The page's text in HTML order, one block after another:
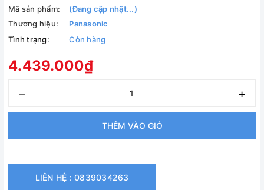
Mã sản phẩm:
(Đang cập nhật...)
Thương hiệu:
Panasonic
Tình trạng:
Còn hàng
4.439.000₫
– +
THÊM VÀO GIỎ
LIÊN HỆ : 0839034263